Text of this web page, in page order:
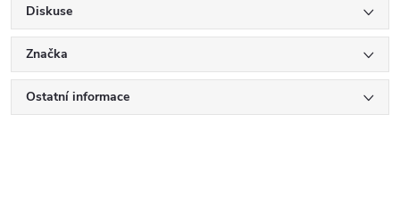
Diskuse
Značka
Ostatní informace